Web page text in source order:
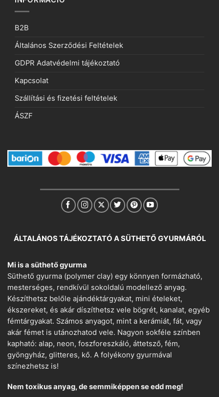
B2B
Általános Szerződési Feltételek
GDPR Adatvédelmi tájékoztató
Kapcsolat
Szállítási és fizetési feltételek
ÁSZF
ÁLTALÁNOS TÁJÉKOZTATÓ A SÜTHETŐ GYURMÁRÓL
Mi is a süthető gyurma
Süthető gyurma (polymer clay) egy könnyen formázható,
mesterséges, rendkívül sokoldalú modellező anyag.
Készíthetsz belőle ajándéktárgyakat, mini ételeket,
ékszereket, és akár díszíthetsz vele bögrét, kanalat, egyéb
fémtárgyakat. Számos anyagot, mint a kerámiát, fát, vagy
akár fémet is utánozhatod vele. Nagyon sokféle színben
kapható: alap, neon, foszforeszkáló, áttetsző, fém,
gyöngyház, glitteres, kő. A folyékony gyurmával
színezhetsz is!
Nem toxikus anyag, de semmiképpen se edd meg!